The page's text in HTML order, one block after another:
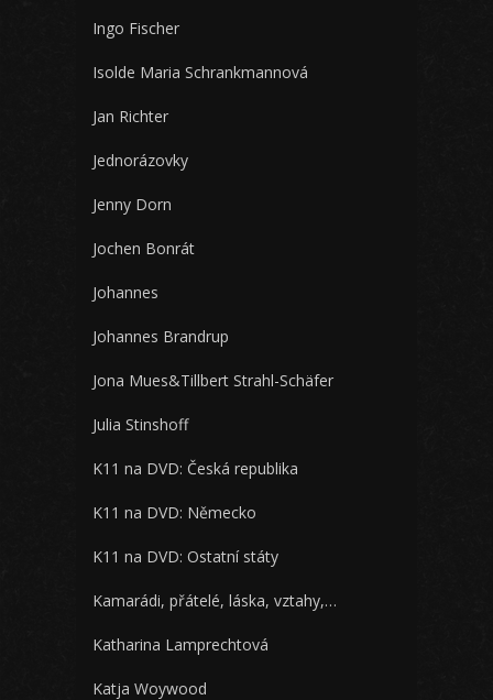
Ingo Fischer
Isolde Maria Schrankmannová
Jan Richter
Jednorázovky
Jenny Dorn
Jochen Bonrát
Johannes
Johannes Brandrup
Jona Mues&Tillbert Strahl-Schäfer
Julia Stinshoff
K11 na DVD: Česká republika
K11 na DVD: Německo
K11 na DVD: Ostatní státy
Kamarádi, přátelé, láska, vztahy,…
Katharina Lamprechtová
Katja Woywood